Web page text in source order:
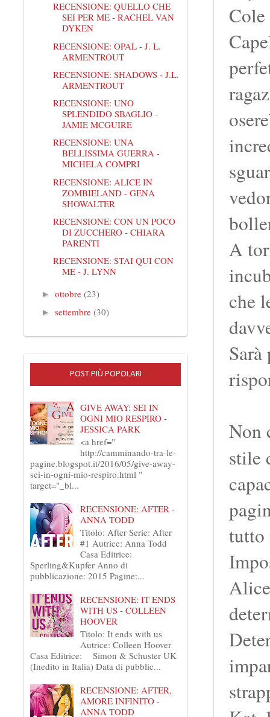
A
che
Non
stile
tutto
RECENSIONE: QUELLO CHE
SEI PER ME - RACHEL VAN
DYKEN
RECENSIONE: OPAL - J. L.
ARMENTROUT
RECENSIONE: SHADOWS - J.L.
ARMENTROUT
RECENSIONE: UNO
SPLENDIDO SBAGLIO -
JAMIE MCGUIRE
RECENSIONE: UNA
BELLISSIMA GUERRA -
MICHELA COMPRI
RECENSIONE: ALICE IN
ZOMBIELAND - GENA
SHOWALTER
RECENSIONE: CON UN POCO
DI ZUCCHERO - CHIARA
PARENTI
RECENSIONE: STAI QUI CON
ME - J. LYNN
► ottobre (23)
► settembre (30)
POST PIÙ POPOLARI
GIVE AWAY: SEI IN
OGNI MIO RESPIRO -
JESSICA PARK
<a href="
http://camminando-tra-le-
pagine.blogspot.it/2016/05/give-away-
sei-in-ogni-mio-respiro.html "
target="_bl...
RECENSIONE: AFTER -
ANNA TODD
Titolo: After Serie: After
#1 Autrice: Anna Todd
Casa Editrice:
Sperling&Kupfer Anno di
pubblicazione: 2015 Pagine:...
RECENSIONE: IT ENDS
WITH US - COLLEEN
HOOVER
Titolo: It ends with us
Autrice: Colleen Hoover
Casa Editrice: Simon & Schuster UK
(Inedito in Italia) Data di pubblic...
RECENSIONE: AFTER,
AMORE INFINITO -
ANNA TODD